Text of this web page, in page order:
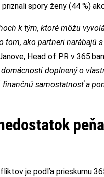
spory ženy (44 %)
k tým, ktoré môžu
tom, ako partneri narábajú
Head of PR v
doplnený o
samostatnosť a
je podľa prieskumu